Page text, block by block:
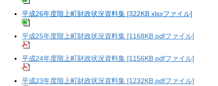
平成26年度階上町財政状況資料集 [322KB xlsxファイル]
平成25年度階上町財政状況資料集 [1168KB pdfファイル]
平成24年度階上町財政状況資料集 [1156KB pdfファイル]
平成23年度階上町財政状況資料集 [1232KB pdfファイル]